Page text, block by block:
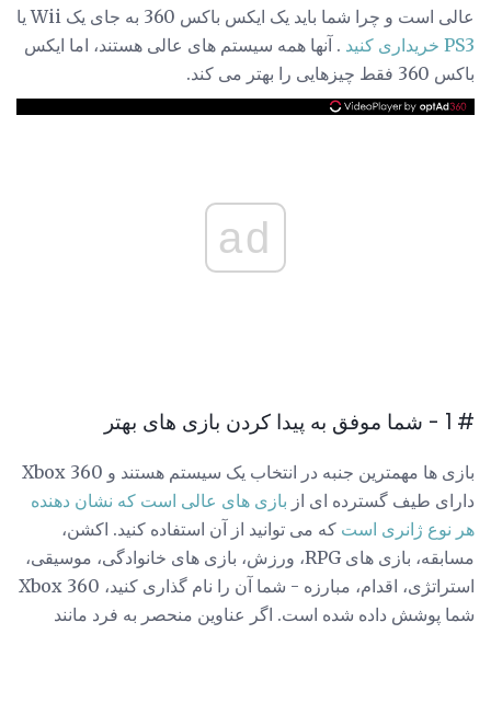
عالی است و چرا شما باید یک ایکس باکس 360 به جای یک Wii یا
PS3 خریداری کنید
. آنها همه سیستم های عالی هستند، اما ایکس
باکس 360 فقط چیزهایی را بهتر می کند.
ad
# 1 - شما موفق به پیدا کردن بازی های بهتر
بازی ها مهمترین جنبه در انتخاب یک سیستم هستند و Xbox 360
دارای طیف گسترده ای از بازی های عالی است که نشان دهنده
هر نوع ژانری است که می توانید از آن استفاده کنید. اکشن،
مسابقه، بازی های RPG، ورزش، بازی های خانوادگی، موسیقی،
استراتژی، اقدام، مبارزه - شما آن را نام گذاری کنید، Xbox 360
شما پوشش داده شده است. اگر عناوین منحصر به فرد مانند